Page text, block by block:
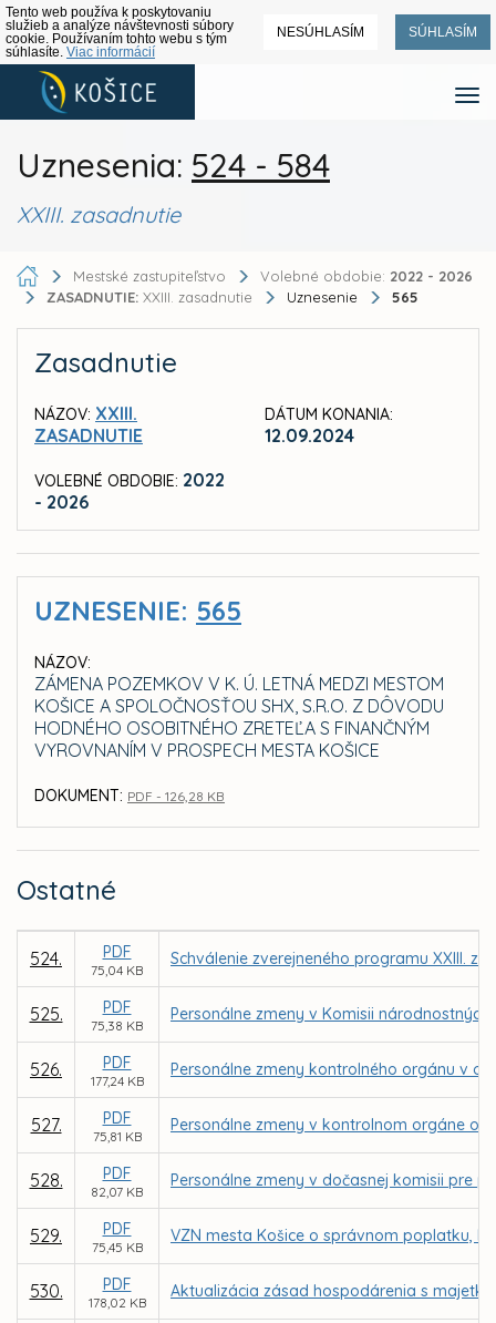
Tento web používa k poskytovaniu
služieb a analýze návštevnosti súbory
cookie. Používaním tohto webu s tým
súhlasíte. Viac informácií
NESÚHLASÍM SÚHLASÍM
Uznesenia: 524 - 584
XXIII. zasadnutie
Mestské zastupiteľstvo Volebné obdobie: 2022 - 2026
ZASADNUTIE: XXIII. zasadnutie Uznesenie 565
Zasadnutie
NÁZOV: XXIII.
ZASADNUTIE
VOLEBNÉ OBDOBIE: 2022
- 2026
DÁTUM KONANIA:
12.09.2024
UZNESENIE: 565
NÁZOV:
ZÁMENA POZEMKOV V K. Ú. LETNÁ MEDZI MESTOM
KOŠICE A SPOLOČNOSŤOU SHX, S.R.O. Z DÔVODU
HODNÉHO OSOBITNÉHO ZRETEĽA S FINANČNÝM
VYROVNANÍM V PROSPECH MESTA KOŠICE
DOKUMENT: PDF - 126,28 KB
Ostatné
524. PDF
75,04 KB
Schválenie zverejneného programu XXIII.
525. PDF
75,38 KB
Personálne zmeny v Komisii národnostných
526. PDF
177,24 KB
Personálne zmeny kontrolného orgánu v
527. PDF
75,81 KB
Personálne zmeny v kontrolnom orgáne
528. PDF
82,07 KB
Personálne zmeny v dočasnej komisii pre
529. PDF
75,45 KB
VZN mesta Košice o správnom poplatku,
530. PDF
178,02 KB
Aktualizácia zásad hospodárenia s